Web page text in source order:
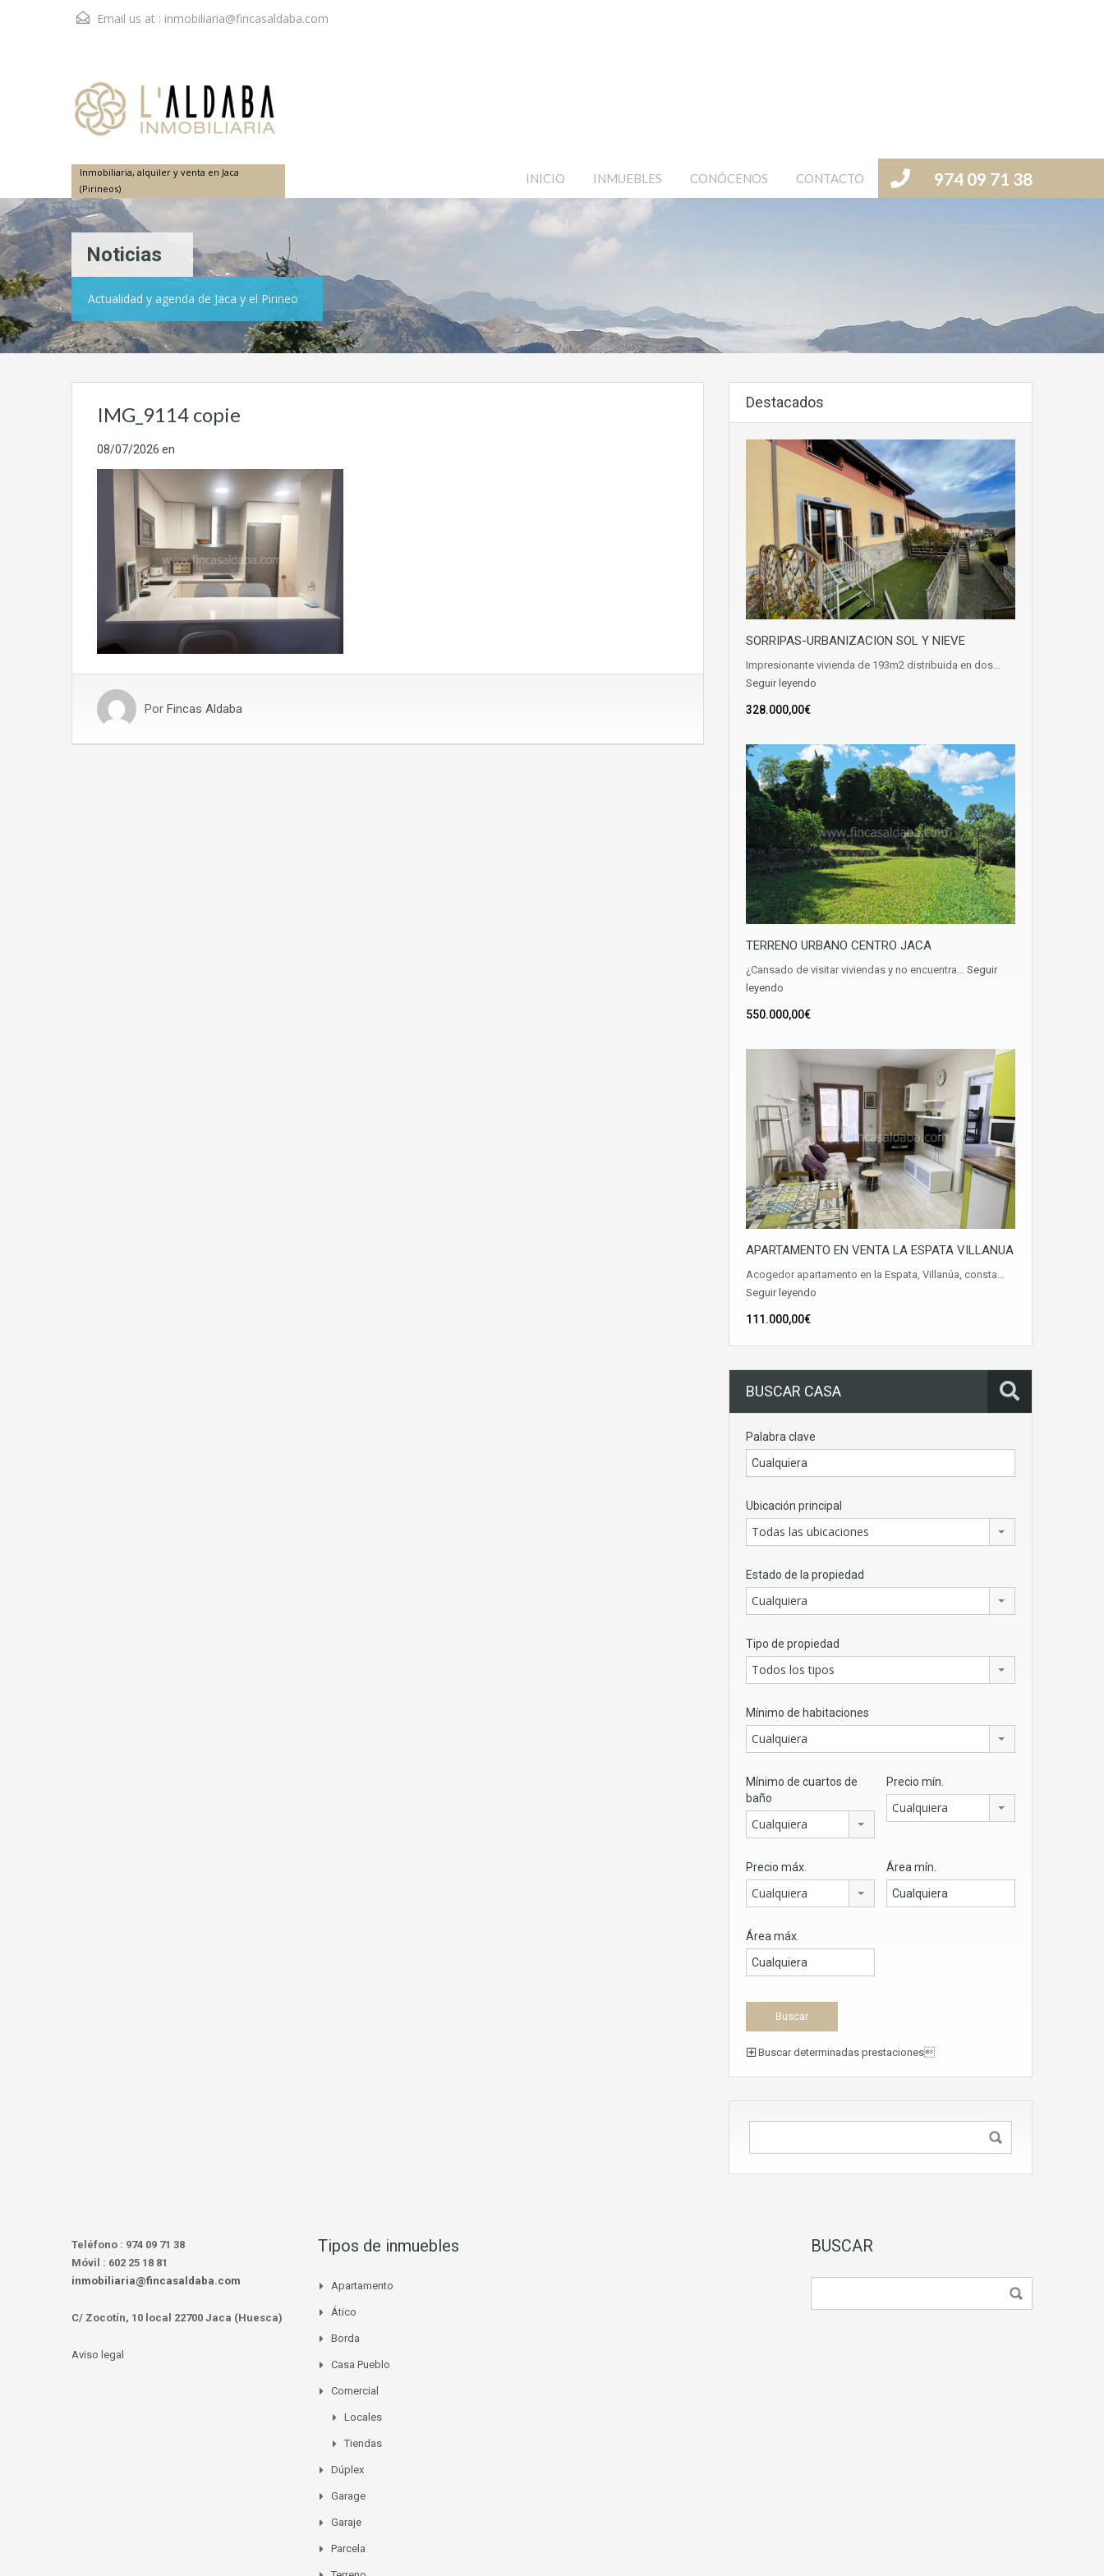
Email us at : inmobiliaria@fincasaldaba.com
Inmobiliaria, alquiler y venta en Jaca
(Pirineos)
974 09 71 38
INICIO INMUEBLES CONÓCENOS CONTACTO
Noticias
Actualidad y agenda de Jaca y el Pirineo
IMG_9114 copie
08/07/2026 en
Por Fincas Aldaba
Destacados
SORRIPAS-URBANIZACION SOL Y NIEVE
Impresionante vivienda de 193m2 distribuida en dos…
Seguir leyendo
328.000,00€
TERRENO URBANO CENTRO JACA
¿Cansado de visitar viviendas y no encuentra… Seguir
leyendo
550.000,00€
APARTAMENTO EN VENTA LA ESPATA VILLANUA
Acogedor apartamento en la Espata, Villanúa, consta…
Seguir leyendo
111.000,00€
BUSCAR CASA
Palabra clave
Ubicación principal
Todas las ubicaciones
Estado de la propiedad
Cualquiera
Tipo de propiedad
Todos los tipos
Mínimo de habitaciones
Cualquiera
Mínimo de cuartos de
baño
Cualquiera
Precio mín.
Cualquiera
Precio máx.
Cualquiera
Área mín.
Área máx.
Buscar determinadas prestaciones
Teléfono : 974 09 71 38
Móvil : 602 25 18 81
inmobiliaria@fincasaldaba.com
C/ Zocotín, 10 local 22700 Jaca (Huesca)
Aviso legal
Tipos de inmuebles
Apartamento
Ático
Borda
Casa Pueblo
Comercial
Locales
Tiendas
Dúplex
Garage
Garaje
Parcela
BUSCAR